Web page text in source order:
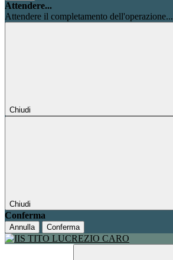
Attendere...
Attendere il completamento dell'operazione...
Chiudi
Chiudi
Conferma
Annulla Conferma